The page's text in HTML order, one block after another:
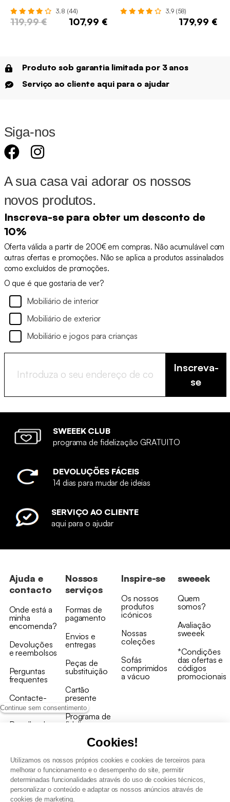
Continue sem consentimento
Cookies!
Utilizamos os nossos próprios cookies e cookies de terceiros para
melhorar o funcionamento e o desempenho do site, permitir
determinadas funcionalidades através do uso de cookies técnicos,
personalizar o conteúdo e adaptar os nossos anúncios através de
cookies de marketing.
3.8 (44)
119,99 € 107,99 €
3.9 (58)
179,99 €
Produto sob garantia limitada por 3 anos
Serviço ao cliente aqui para o ajudar
Siga-nos
A sua casa vai adorar os nossos
novos produtos.
Inscreva-se para obter um desconto de
10%
Oferta válida a partir de 200€ em compras. Não acumulável com
outras ofertas e promoções. Não se aplica a produtos assinalados
como excluídos de promoções.
O que é que gostaria de ver?
Mobiliário de interior
Mobiliário de exterior
Mobiliário e jogos para crianças
Inscreva-
se
SWEEEK CLUB
programa de fidelização GRATUITO
DEVOLUÇÕES FÁCEIS
14 dias para mudar de ideias
SERVIÇO AO CLIENTE
aqui para o ajudar
Ajuda e
contacto
Onde está a
minha
encomenda?
Devoluções
e reembolsos
Perguntas
frequentes
Contacte-
nos
Recolha de
Nossos
serviços
Formas de
pagamento
Envios e
entregas
Peças de
substituição
Cartão
presente
Programa de
fidelizaçao
Inspire-se
Os nossos
produtos
icónicos
Nossas
coleções
Sofás
comprimidos
a vácuo
sweeek
Quem
somos?
Avaliação
sweeek
*Condições
das ofertas e
códigos
promocionais
Termos e Condições Gerais de Venda e Aviso Legal